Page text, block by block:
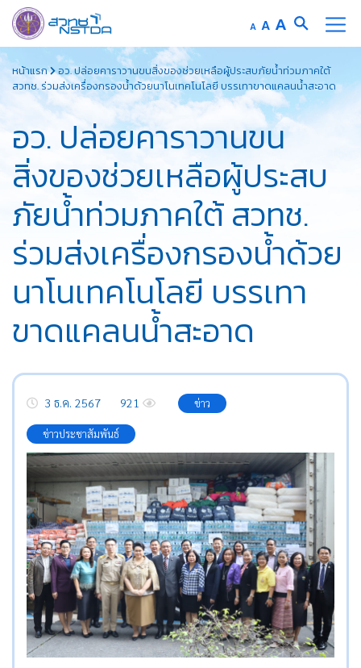
to
content
A Decrease
font
size.
AReset
font
size.
A Increase
font
size.
หน้าแรก
อว. ปล่อยคาราวานขนสิ่งของช่วยเหลือผู้ประสบภัยน้ำท่วมภาคใต้
สวทช. ร่วมส่งเครื่องกรองน้ำด้วยนาโนเทคโนโลยี บรรเทาขาดแคลนน้ำสะอาด
อว. ปล่อยคาราวานขน
สิ่งของช่วยเหลือผู้ประสบ
ภัยน้ำท่วมภาคใต้ สวทช.
ร่วมส่งเครื่องกรองน้ำด้วย
นาโนเทคโนโลยี บรรเทา
ขาดแคลนน้ำสะอาด
3 ธ.ค. 2567 921 ข่าว
ข่าวประชาสัมพันธ์